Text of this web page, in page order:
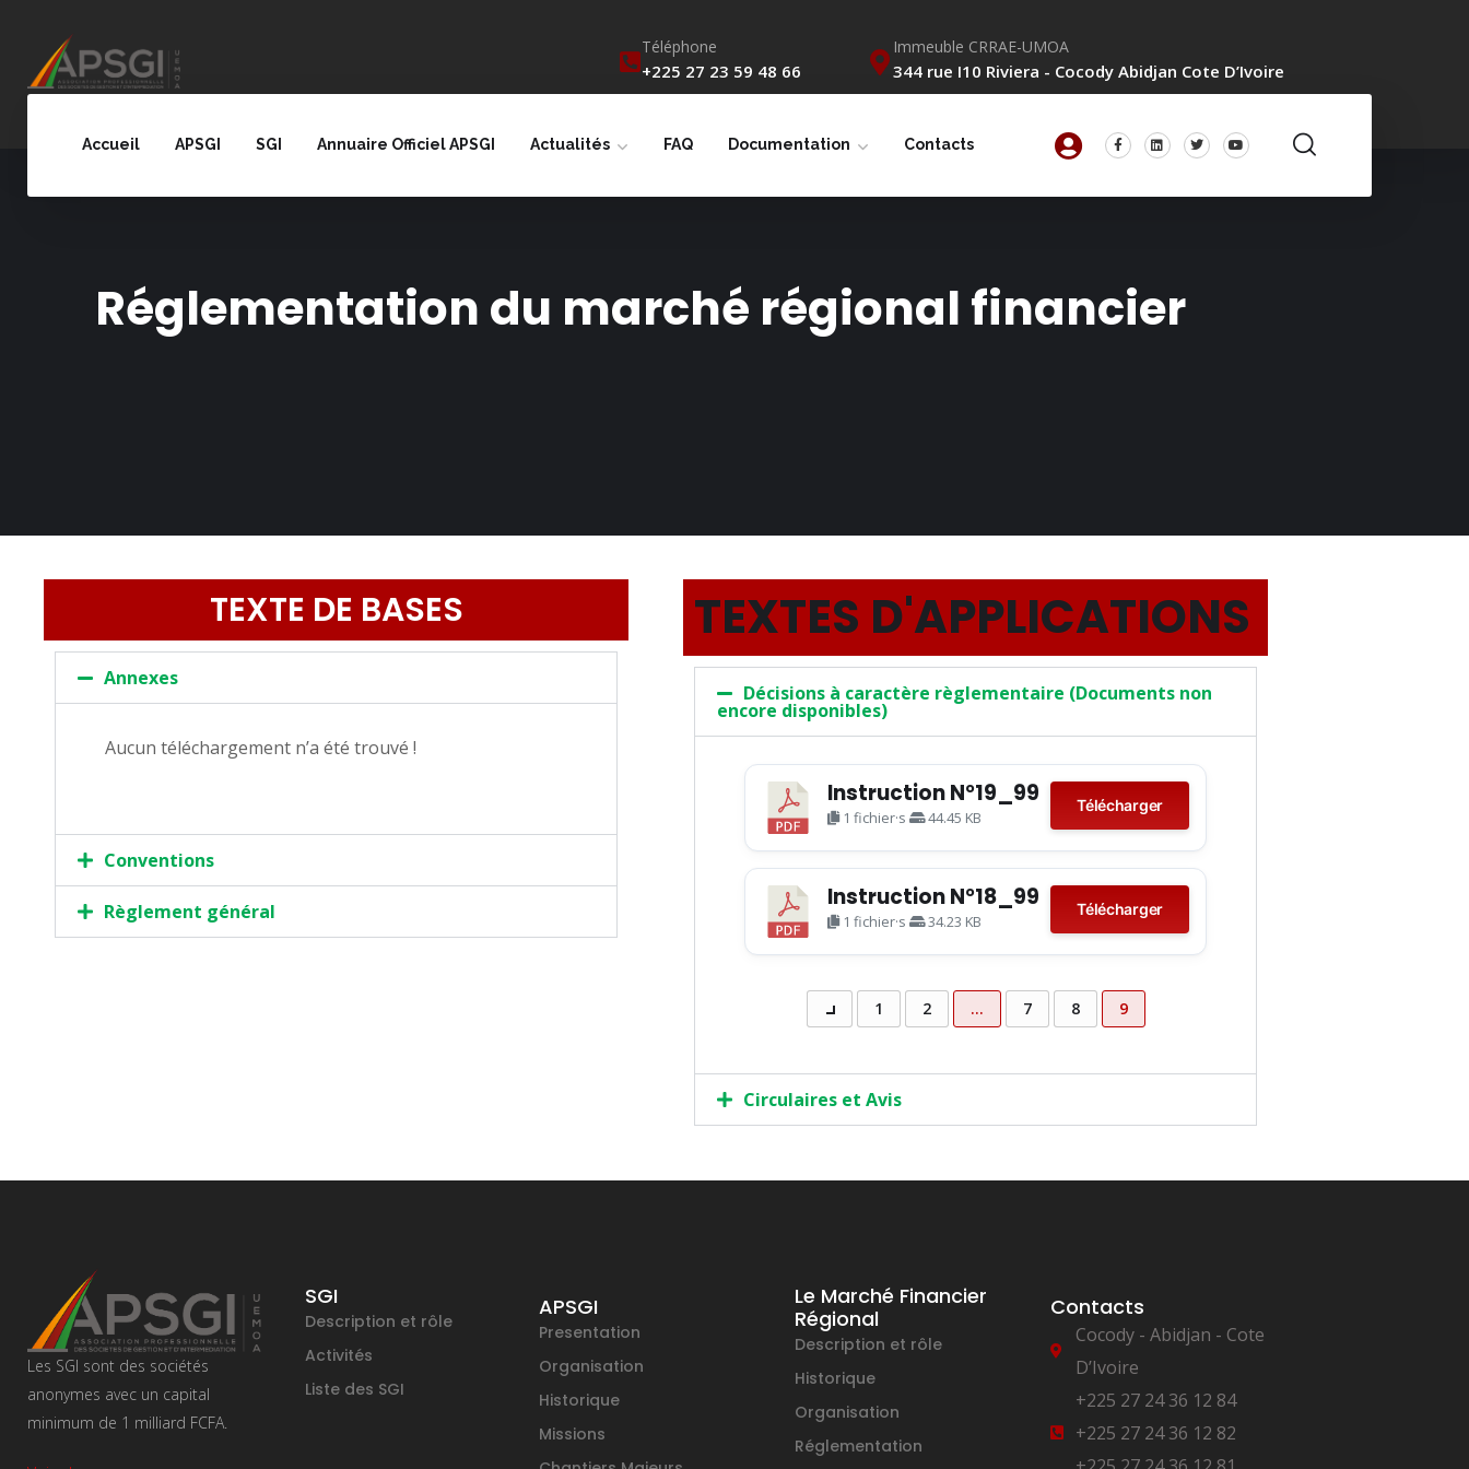
Téléphone
+225 27 23 59 48 66
Immeuble CRRAE-UMOA
344 rue I10 Riviera - Cocody Abidjan Cote D’Ivoire
Accueil APSGI SGI Annuaire Officiel APSGI Actualités FAQ Documentation Contacts
Réglementation du marché régional financier
TEXTE DE BASES
Annexes
Aucun téléchargement n’a été trouvé !
Conventions
Règlement général
TEXTES D'APPLICATIONS
Décisions à caractère règlementaire (Documents non
encore disponibles)
Instruction N°19_99
1 fichier·s 44.45 KB
Télécharger
Instruction N°18_99
1 fichier·s 34.23 KB
Télécharger
1 2 … 7 8 9
Circulaires et Avis
Les SGI sont des sociétés
anonymes avec un capital
minimum de 1 milliard FCFA.
SGI
Description et rôle
Activités
Liste des SGI
APSGI
Presentation
Organisation
Historique
Missions
Le Marché Financier
Régional
Description et rôle
Historique
Organisation
Réglementation
Contacts
Cocody - Abidjan - Cote
D’Ivoire
+225 27 24 36 12 84
+225 27 24 36 12 82